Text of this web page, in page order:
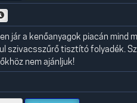
jár a kenőanyagok piacán mind
szivacsszűrő tisztító folyadék.
nem ajánljuk!